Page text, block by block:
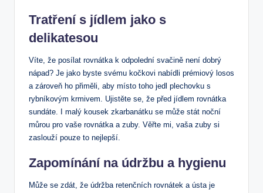
Tratření s jídlem jako s
delikatesou
Víte, že posílat rovnátka k odpolední svačině není dobrý
nápad? Je jako byste svému kočkovi nabídli prémiový losos
a zároveň ho přiměli, aby místo toho jedl plechovku s
rybníkovým krmivem. Ujistěte se, že před jídlem rovnátka
sundáte. I malý kousek zkarbanátku se může stát noční
můrou pro vaše rovnátka a zuby. Věřte mi, vaša zuby si
zaslouží pouze to nejlepší.
Zapomínání na údržbu a hygienu
Může se zdát, že údržba retenčních rovnátek a ústa je